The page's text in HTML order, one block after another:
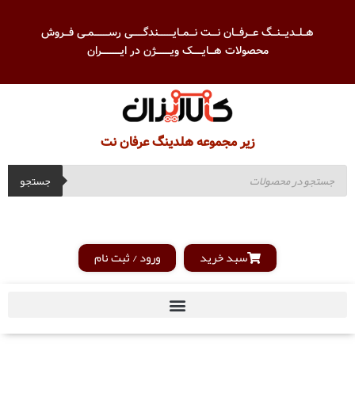
هــلــدیـــنـــگ عـــرفـــان نــــت نـــمــایـــــــــندگـــــــی رســـــــــمــی فـــروش
محصولات هـــایــــــک ویـــــــــژن در ایــــــــــــران
زیر مجموعه هلدینگ عرفان نت
جستجو
سبد خرید ورود / ثبت نام